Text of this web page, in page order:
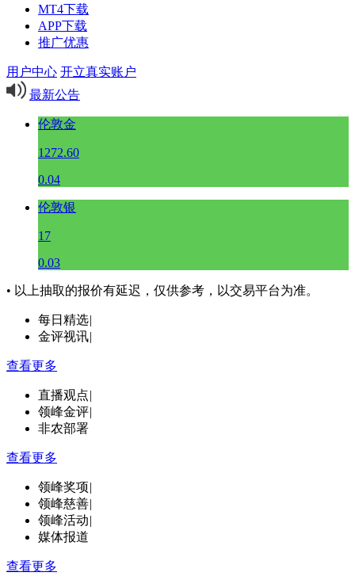
MT4下载
APP下载
推广优惠
用户中心 开立真实账户
最新公告
伦敦金
1272.60
0.04
伦敦银
17
0.03
• 以上抽取的报价有延迟，仅供参考，以交易平台为准。
每日精选|
金评视讯|
查看更多
直播观点|
领峰金评|
非农部署
查看更多
领峰奖项|
领峰慈善|
领峰活动|
媒体报道
查看更多